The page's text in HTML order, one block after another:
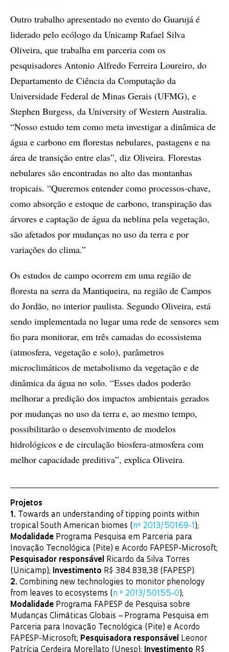
Outro trabalho apresentado no evento do Guarujá é
liderado pelo ecólogo da Unicamp Rafael Silva
Oliveira, que trabalha em parceria com os
pesquisadores Antonio Alfredo Ferreira Loureiro, do
Departamento de Ciência da Computação da
Universidade Federal de Minas Gerais (UFMG), e
Stephen Burgess, da University of Western Australia.
“Nosso estudo tem como meta investigar a dinâmica de
água e carbono em florestas nebulares, pastagens e na
área de transição entre elas”, diz Oliveira. Florestas
nebulares são encontradas no alto das montanhas
tropicais. “Queremos entender como processos-chave,
como absorção e estoque de carbono, transpiração das
árvores e captação de água da neblina pela vegetação,
são afetados por mudanças no uso da terra e por
variações do clima.”
Os estudos de campo ocorrem em uma região de
floresta na serra da Mantiqueira, na região de Campos
do Jordão, no interior paulista. Segundo Oliveira, está
sendo implementada no lugar uma rede de sensores sem
fio para monitorar, em três camadas do ecossistema
(atmosfera, vegetação e solo), parâmetros
microclimáticos de metabolismo da vegetação e de
dinâmica da água no solo. “Esses dados poderão
melhorar a predição dos impactos ambientais gerados
por mudanças no uso da terra e, ao mesmo tempo,
possibilitarão o desenvolvimento de modelos
hidrológicos e de circulação biosfera-atmosfera com
melhor capacidade preditiva”, explica Oliveira.
Projetos
1. Towards an understanding of tipping points within
tropical South American biomes ( nº 2013/50169-1 );
Modalidade Programa Pesquisa em Parceria para
Inovação Tecnológica (Pite) e Acordo FAPESP-Microsoft;
Pesquisador responsável Ricardo da Silva Torres
(Unicamp); Investimento R$ 384.838,38 (FAPESP).
2. Combining new technologies to monitor phenology
from leaves to ecosystems ( n º 2013/50155-0);
Modalidade Programa FAPESP de Pesquisa sobre
Mudanças Climáticas Globais – Programa Pesquisa em
Parceria para Inovação Tecnológica (Pite) e Acordo
FAPESP-Microsoft; Pesquisadora responsável Leonor
Patrícia Cerdeira Morellato (Unesp);
Investimento R$